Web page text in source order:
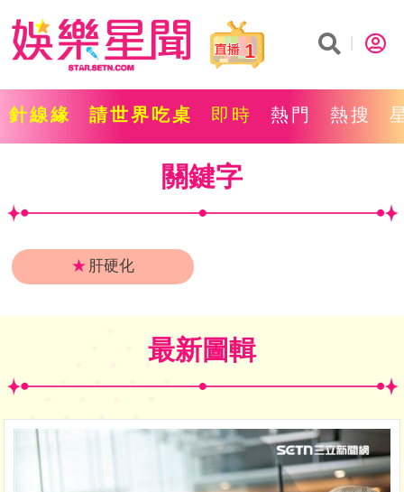
1
針線緣 請世界吃桌 即時 熱門 熱搜
關鍵字
★ 肝硬化
最新圖輯